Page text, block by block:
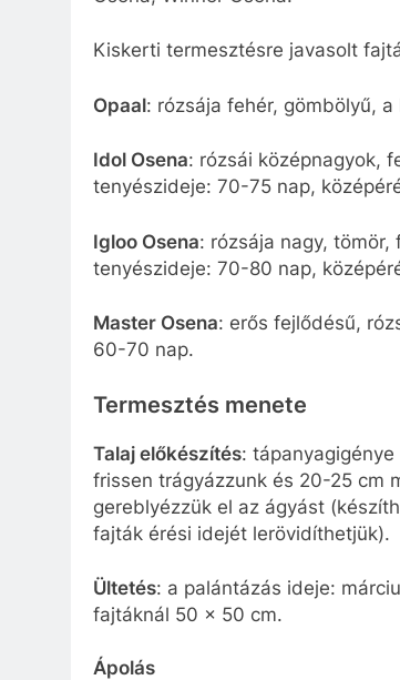
Kiskerti termesztésre javasolt
Opaal: rózsája fehér, gömbölyű,
Idol Osena: rózsái középnagyok,
tenyészideje: 70-75 nap,
Igloo Osena: rózsája nagy,
tenyészideje: 70-80 nap,
Master Osena: erős fejlődésű,
60-70 nap.
Termesztés menete
Talaj előkészítés:
frissen trágyázzunk és 20-25 cm
gereblyézzük el az ágyást
fajták érési idejét lerövidíthetjük).
Ültetés: a palántázás ideje:
fajtáknál 50 x 50 cm.
Ápolás